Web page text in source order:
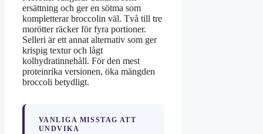
ersättning och ger en sötma som
kompletterar broccolin väl. Två till tre
morötter räcker för fyra portioner.
Selleri är ett annat alternativ som ger
krispig textur och lågt
kolhydratinnehåll. För den mest
proteinrika versionen, öka mängden
broccoli betydligt.
VANLIGA MISSTAG ATT
UNDVIKA